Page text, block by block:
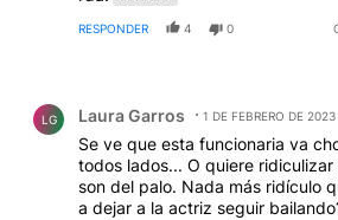
RESPONDER 4 0
LG Laura Garros 1 DE FEBRERO DE 2023
Se ve que esta funcionaria va
todos lados... O quiere
son del palo. Nada más ridículo
a dejar a la actriz seguir